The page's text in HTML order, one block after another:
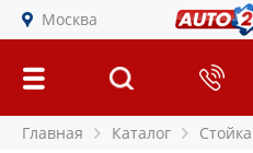
Москва
Главная Каталог